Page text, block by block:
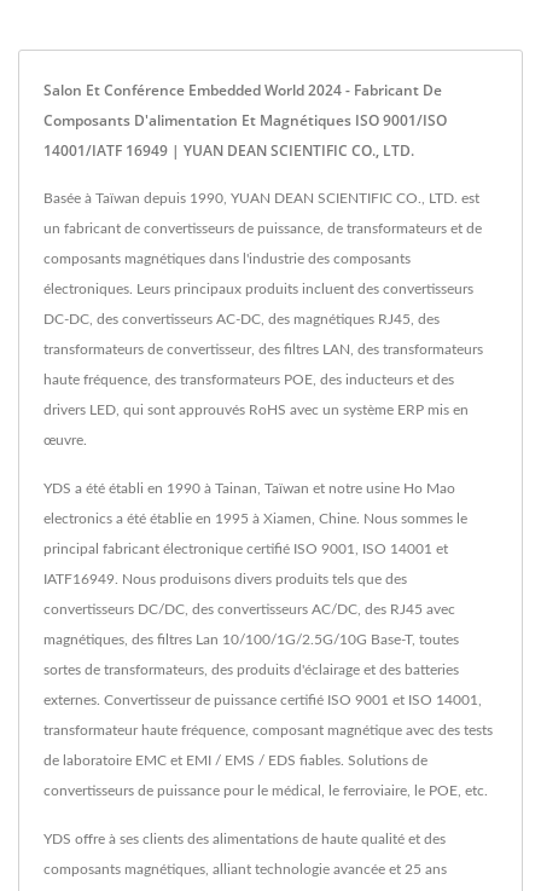
Salon Et Conférence Embedded World 2024 - Fabricant De
Composants D'alimentation Et Magnétiques ISO 9001/ISO
14001/IATF 16949 | YUAN DEAN SCIENTIFIC CO., LTD.
Basée à Taïwan depuis 1990, YUAN DEAN SCIENTIFIC CO., LTD. est
un fabricant de convertisseurs de puissance, de transformateurs et de
composants magnétiques dans l'industrie des composants
électroniques. Leurs principaux produits incluent des convertisseurs
DC-DC, des convertisseurs AC-DC, des magnétiques RJ45, des
transformateurs de convertisseur, des filtres LAN, des transformateurs
haute fréquence, des transformateurs POE, des inducteurs et des
drivers LED, qui sont approuvés RoHS avec un système ERP mis en
œuvre.
YDS a été établi en 1990 à Tainan, Taïwan et notre usine Ho Mao
electronics a été établie en 1995 à Xiamen, Chine. Nous sommes le
principal fabricant électronique certifié ISO 9001, ISO 14001 et
IATF16949. Nous produisons divers produits tels que des
convertisseurs DC/DC, des convertisseurs AC/DC, des RJ45 avec
magnétiques, des filtres Lan 10/100/1G/2.5G/10G Base-T, toutes
sortes de transformateurs, des produits d'éclairage et des batteries
externes. Convertisseur de puissance certifié ISO 9001 et ISO 14001,
transformateur haute fréquence, composant magnétique avec des tests
de laboratoire EMC et EMI / EMS / EDS fiables. Solutions de
convertisseurs de puissance pour le médical, le ferroviaire, le POE, etc.
YDS offre à ses clients des alimentations de haute qualité et des
composants magnétiques, alliant technologie avancée et 25 ans